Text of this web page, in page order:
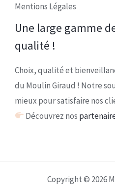
Mentions Légales
Une large gamme
qualité !
Choix, qualité et
du Moulin Giraud ! Notre
mieux pour satisfaire nos
Découvrez nos
Copyright © 2026